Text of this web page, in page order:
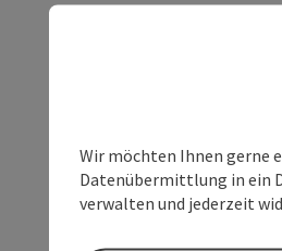
Wir möchten Ihnen gerne
Datenübermittlung in ein
verwalten und jederzeit